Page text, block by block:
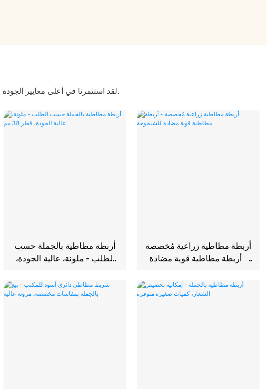
لقد استثمرنا في أعلى معايير الجودة والمعايير. منتجاتنا من المطاط الطبيعي تواكب أحدث التوجهات والتقنيات المتاحة.
أربطة مطاطية بالجملة حسب
الطلب - ملونة، عالية الجودة،
أربطة مطاطية زراعية مُخصصة
- أربطة مطاطية قوية مضادة